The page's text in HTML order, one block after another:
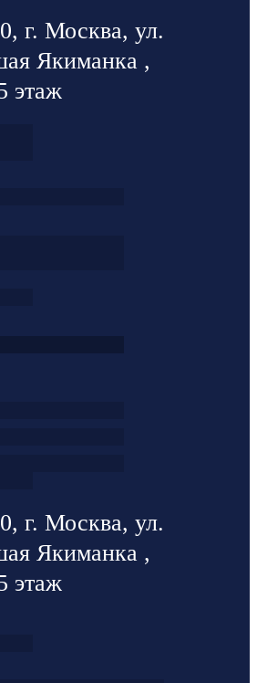
г. Москва, ул.
Якиманка ,
этаж
г. Москва, ул.
Якиманка ,
этаж